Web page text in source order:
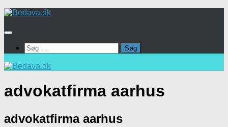
Skip
content
Søg
efter:
advokatfirma aarhus
advokatfirma aarhus